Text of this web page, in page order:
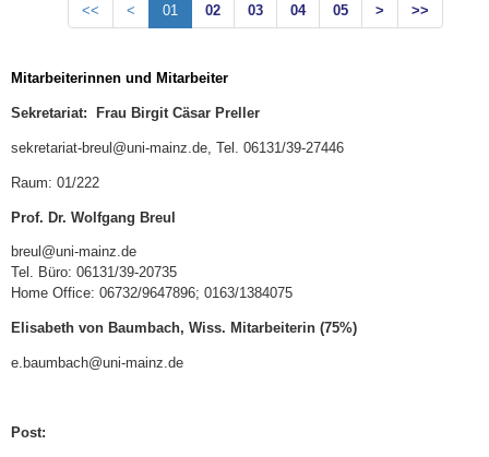
<< < 01 02 03 04 05 > >>
Mitarbeiterinnen und Mitarbeiter
Sekretariat: Frau Birgit Cäsar Preller
sekretariat-breul@uni-mainz.de, Tel. 06131/39-27446
Raum: 01/222
Prof. Dr. Wolfgang Breul
breul@uni-mainz.de
Tel. Büro: 06131/39-20735
Home Office: 06732/9647896; 0163/1384075
Elisabeth von Baumbach, Wiss. Mitarbeiterin (75%)
e.baumbach@uni-mainz.de
Post: